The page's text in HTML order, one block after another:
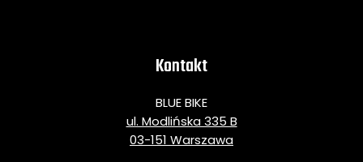
Kontakt
BLUE BIKE
ul. Modlińska 335 B
03-151 Warszawa